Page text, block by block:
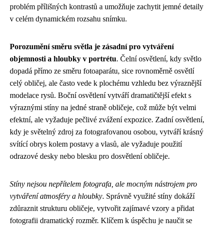
problém přílišných kontrastů a umožňuje zachytit jemné detaily
v celém dynamickém rozsahu snímku.
Porozumění směru světla je zásadní pro vytváření
objemnosti a hloubky v portrétu. Čelní osvětlení, kdy světlo
dopadá přímo ze směru fotoaparátu, sice rovnoměrně osvětlí
celý obličej, ale často vede k plochému vzhledu bez výraznější
modelace rysů. Boční osvětlení vytváří dramatičtější efekt s
výraznými stíny na jedné straně obličeje, což může být velmi
efektní, ale vyžaduje pečlivé zvážení expozice. Zadní osvětlení,
kdy je světelný zdroj za fotografovanou osobou, vytváří krásný
svítící obrys kolem postavy a vlasů, ale vyžaduje použití
odrazové desky nebo blesku pro dosvětlení obličeje.
Stíny nejsou nepřítelem fotografa, ale mocným nástrojem pro
vytváření atmosféry a hloubky. Správně využité stíny dokáží
zdůraznit strukturu obličeje, vytvořit zajímavé vzory a přidat
fotografii dramatický rozměr. Klíčem k úspěchu je naučit se